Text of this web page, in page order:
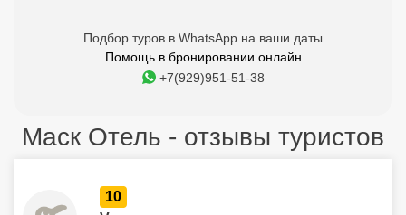
Подбор туров в WhatsApp на ваши даты
Помощь в бронировании онлайн
+7(929)951-51-38
Маск Отель - отзывы туристов
10